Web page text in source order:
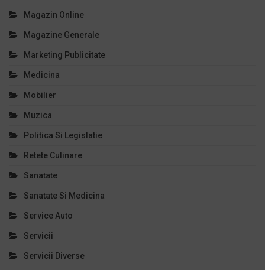
Magazin Online
Magazine Generale
Marketing Publicitate
Medicina
Mobilier
Muzica
Politica Si Legislatie
Retete Culinare
Sanatate
Sanatate Si Medicina
Service Auto
Servicii
Servicii Diverse